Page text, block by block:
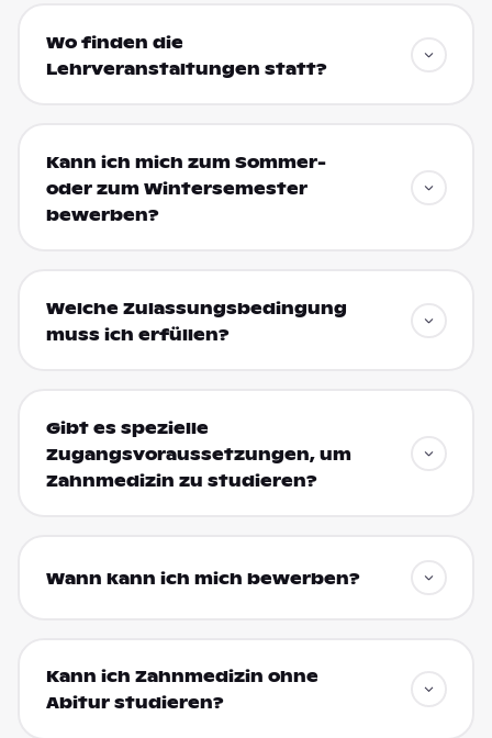
Wo finden die
Lehrveranstaltungen statt?
Kann ich mich zum Sommer-
oder zum Wintersemester
bewerben?
Welche Zulassungsbedingung
muss ich erfüllen?
Gibt es spezielle
Zugangsvoraussetzungen, um
Zahnmedizin zu studieren?
Wann kann ich mich bewerben?
Kann ich Zahnmedizin ohne
Abitur studieren?